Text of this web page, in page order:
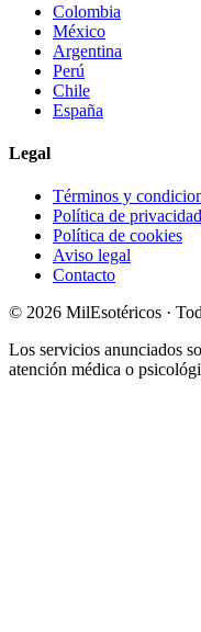
Colombia
México
Argentina
Perú
Chile
España
Legal
Términos y
Política de privacidad
Política de cookies
Aviso legal
Contacto
© 2026 MilEsotéricos ·
Los servicios anunciados
atención médica o